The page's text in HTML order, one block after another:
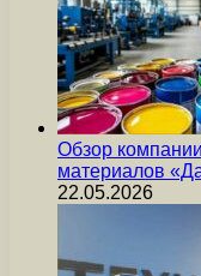
Обзор
материалов
22.05.2026